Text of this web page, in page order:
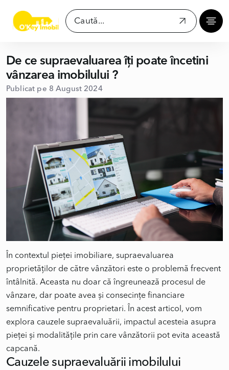
De ce supraevaluarea îți poate încetini
vânzarea imobilului ?
Publicat pe 8 August 2024
În contextul pieței imobiliare, supraevaluarea
proprietăților de către vânzători este o problemă frecvent
întâlnită. Aceasta nu doar că îngreunează procesul de
vânzare, dar poate avea și consecințe financiare
semnificative pentru proprietari. În acest articol, vom
explora cauzele supraevaluării, impactul acesteia asupra
pieței și modalitățile prin care vânzătorii pot evita această
Cauzele supraevaluării imobilului